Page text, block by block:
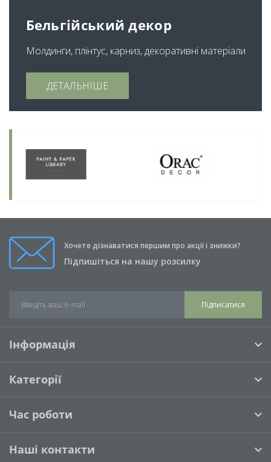
Бельгійський декор
Молдинги, плінтус, карниз, декоративні матеріали
ДЕТАЛЬНІШЕ
Хочете дізнаватися першим про акції і знижки?
Підпишіться на нашу розсилку
Підписатися
Інформація
Категорії
Час роботи
Наші контакти